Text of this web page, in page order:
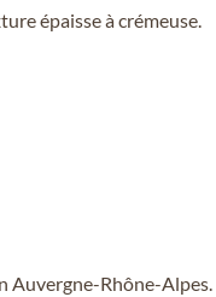
épaisse à crémeuse.
Auvergne-Rhône-